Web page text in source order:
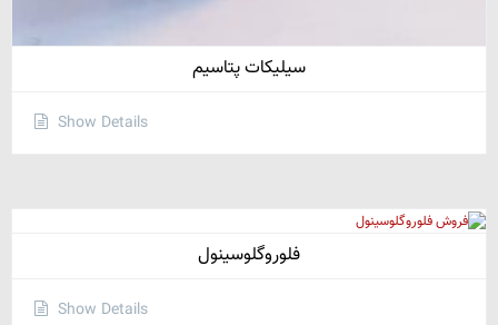
سیلیکات پتاسیم
Show Details
فلوروگلوسینول
Show Details